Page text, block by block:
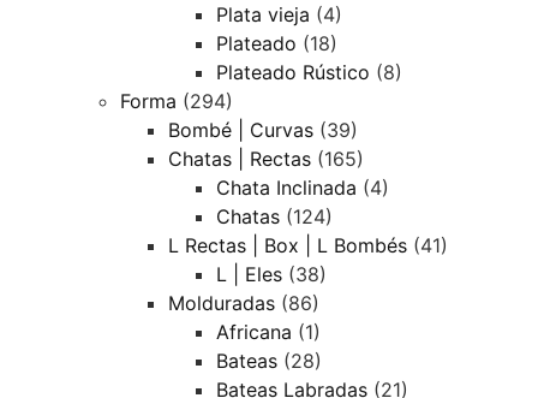
Plata vieja (4)
Plateado (18)
Plateado Rústico (8)
Forma (294)
Bombé | Curvas (39)
Chatas | Rectas (165)
Chata Inclinada (4)
Chatas (124)
L Rectas | Box | L Bombés (41)
L | Eles (38)
Molduradas (86)
Africana (1)
Bateas (28)
Bateas Labradas (21)